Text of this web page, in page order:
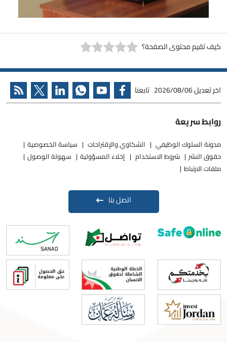
كيف تقيم محتوى الصفحة؟
اخر تعديل2026/08/06 تابعنا
روابط سريعة
مدونة السلوك الوظيفي الشكاوي والإقتراحات
سياسة الخصوصية
حقوق النشر
شروط الاستخدام إخلاء المسؤولية
سهولة الوصول
ملفات الارتباط
اتصل بنا